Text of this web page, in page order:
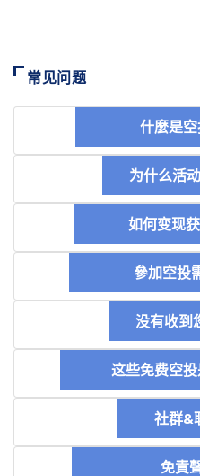
常见问题
什麼是
为什么活
如何变现
參加空投
没有收到
这些免费空
社群&
免